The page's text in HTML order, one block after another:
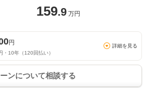
159.9 万円
円
・ 10年（120 回払い）
詳細を見る
ンについて相談する